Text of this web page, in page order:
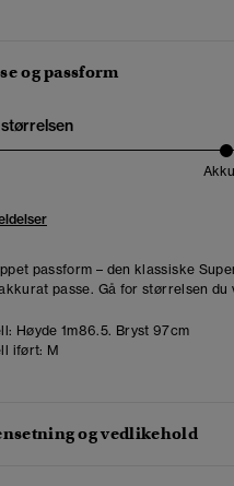
og passform
passform – den klassiske
passe. Gå for størrelsen du
Høyde 1m86.5. Bryst 97cm
iført: M
og vedlikehold